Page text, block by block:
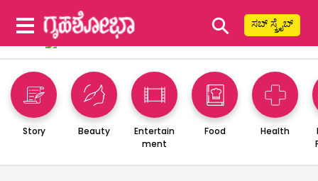
⚲ ಸಬ್ ಸ್ಕ್ರೈಬ್
Story Beauty
Entertain
ment
Food Health